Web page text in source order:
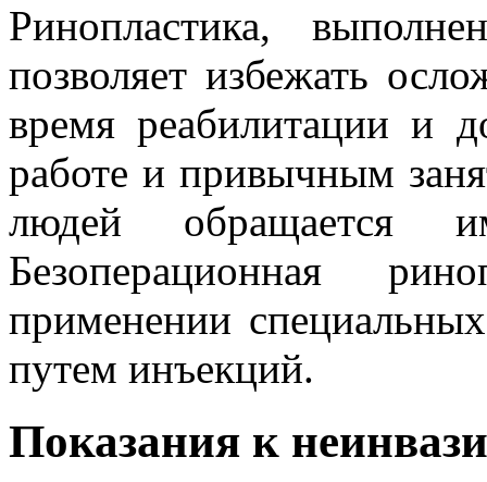
Ринопластика,
позволяет избежать
время реабилитации и
работе и привычным
людей обращается
Безоперационная
применении
путем инъекций.
Показания к